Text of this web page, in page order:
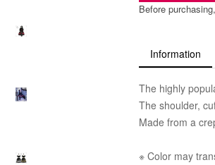
Before
Information
The highly
The shoulder,
Made from a
※ Color may